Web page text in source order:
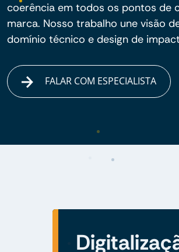
coerência em todos os pontos de
marca. Nosso trabalho une visão
domínio técnico e design de
FALAR COM ESPECIALISTA